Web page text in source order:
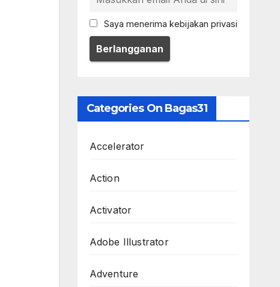
Saya menerima kebijakan privasi
Categories On Bagas31
Accelerator
Action
Activator
Adobe Illustrator
Adventure